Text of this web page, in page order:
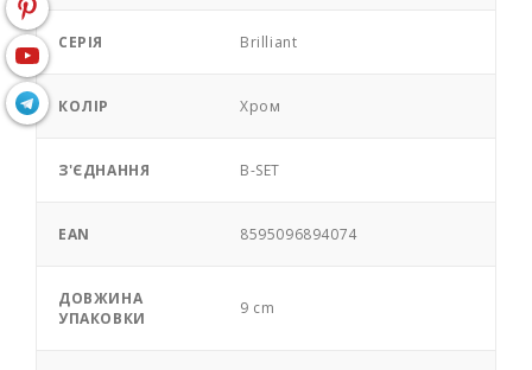
СЕРІЯ Brilliant
КОЛІР Хром
З'ЄДНАННЯ B-SET
EAN 8595096894074
ДОВЖИНА
УПАКОВКИ
9 cm